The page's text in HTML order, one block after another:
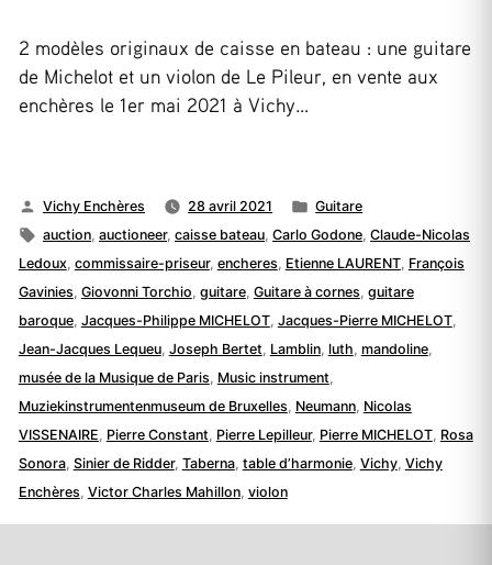
2 modèles originaux de caisse en bateau : une guitare
de Michelot et un violon de Le Pileur, en vente aux
enchères le 1er mai 2021 à Vichy…
Publié
par
Vichy Enchères 28 avril 2021
Publié
dans
Guitare
Étiquettes :
auction ,auctioneer,caisse bateau ,Carlo Godone ,Claude-Nicolas
Ledoux, commissaire-priseur, encheres Etienne LAURENT, François
Gavinies Giovonni Torchio guitare, Guitare à cornes guitare
baroque, Jacques-Philippe MICHELOT, Jacques-Pierre MICHELOT,
Jean-Jacques Lequeu, Joseph Bertet Lamblin, luth mandoline,
musée de la Musique de Paris Music instrument
Muziekinstrumentenmuseum de Bruxelles Neumann, Nicolas
VISSENAIRE Pierre Constant Pierre Lepilleur, Pierre MICHELOT, Rosa
Sonora, Sinier de Ridder, Taberna, table d’harmonie, Vichy, Vichy
Enchères Victor Charles Mahillon, violon